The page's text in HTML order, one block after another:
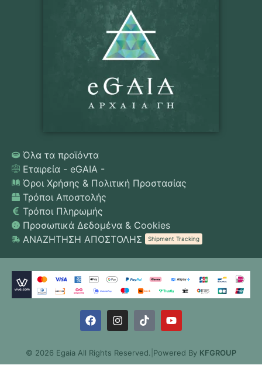
Όλα τα προϊόντα
Εταιρεία - eGAIA -
Όροι Χρήσης & Πολιτική Προστασίας
Τρόποι Αποστολής
Τρόποι Πληρωμής
Προσωπικά Δεδομένα & Cookies
ΑΝΑΖΗΤΗΣΗ ΑΠΟΣΤΟΛΗΣ
Shipment Tracking
© 2026 Egaia All Rights Reserved. Powered By KFGROUP